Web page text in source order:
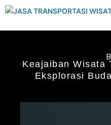
Langsung
Keajaiban Wisata
Eksplorasi